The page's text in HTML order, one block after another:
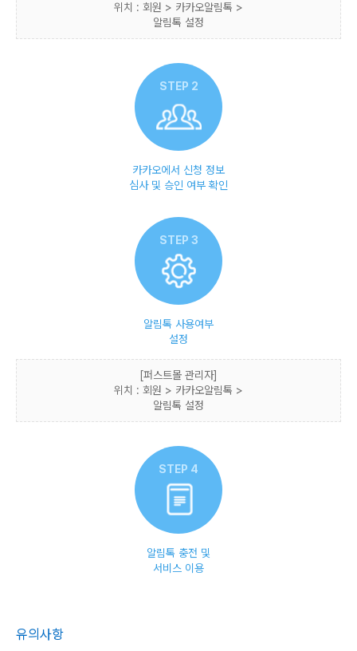
위치 : 회원 > 카카오알림톡 >
알림톡 설정
STEP 2
카카오에서 신청 정보
심사 및 승인 여부 확인
STEP 3
알림톡 사용여부
설정
[퍼스트몰 관리자]
위치 : 회원 > 카카오알림톡 >
알림톡 설정
STEP 4
알림톡 충전 및
서비스 이용
유의사항